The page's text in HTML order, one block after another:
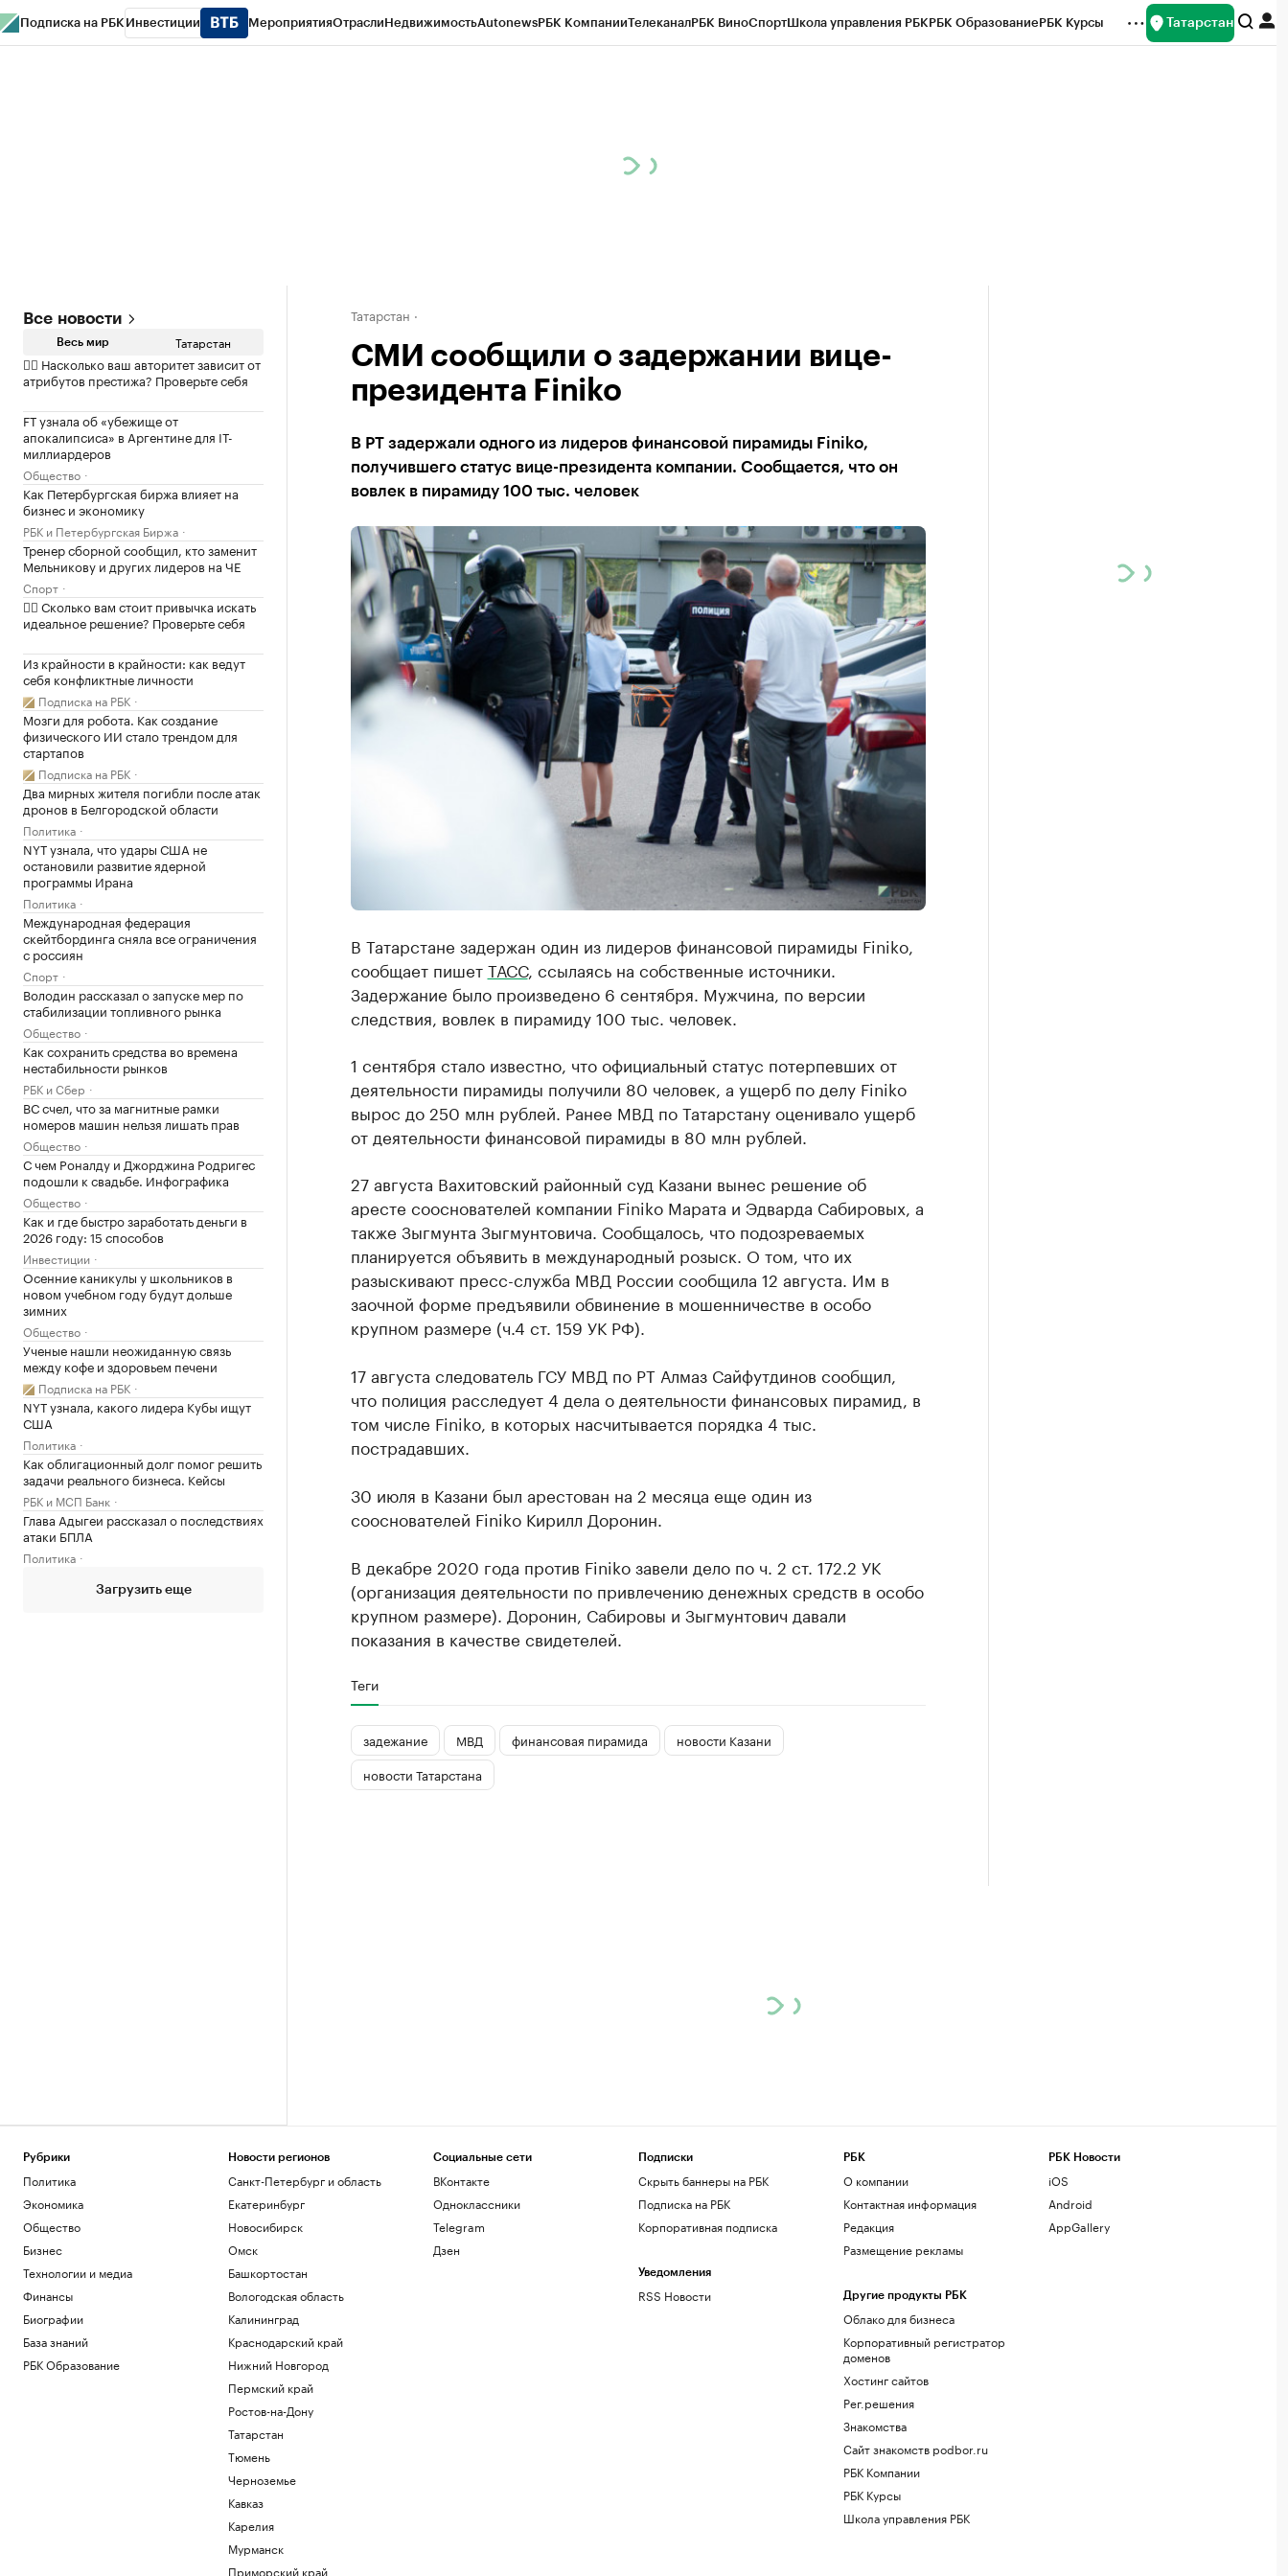
Подписка на РБК Инвестиции МероприятияОтраслиНедвижимостьAutonewsРБК КомпанииТелеканалРБК ВиноСпортШкола управления РБКРБК ОбразованиеРБК Курсы Татарстан
Все новости
Весь мир Татарстан
✍🏻 Насколько ваш авторитет зависит от
атрибутов престижа? Проверьте себя
FT узнала об «убежище от
апокалипсиса» в Аргентине для IT-
миллиардеров
Общество
Как Петербургская биржа влияет на
бизнес и экономику
РБК и Петербургская Биржа
Тренер сборной сообщил, кто заменит
Мельникову и других лидеров на ЧЕ
Спорт
✍🏻 Сколько вам стоит привычка искать
идеальное решение? Проверьте себя
Из крайности в крайности: как ведут
себя конфликтные личности
Подписка на РБК
Мозги для робота. Как создание
физического ИИ стало трендом для
стартапов
Подписка на РБК
Два мирных жителя погибли после атак
дронов в Белгородской области
Политика
NYT узнала, что удары США не
остановили развитие ядерной
программы Ирана
Политика
Международная федерация
скейтбординга сняла все ограничения
с россиян
Спорт
Володин рассказал о запуске мер по
стабилизации топливного рынка
Общество
Как сохранить средства во времена
нестабильности рынков
РБК и Сбер
ВС счел, что за магнитные рамки
номеров машин нельзя лишать прав
Общество
С чем Роналду и Джорджина Родригес
подошли к свадьбе. Инфографика
Общество
Как и где быстро заработать деньги в
2026 году: 15 способов
Инвестиции
Осенние каникулы у школьников в
новом учебном году будут дольше
зимних
Общество
Ученые нашли неожиданную связь
между кофе и здоровьем печени
Подписка на РБК
NYT узнала, какого лидера Кубы ищут
США
Политика
Как облигационный долг помог решить
задачи реального бизнеса. Кейсы
РБК и МСП Банк
Глава Адыгеи рассказал о последствиях
атаки БПЛА
Политика
Загрузить еще
Татарстан
СМИ сообщили о задержании вице-
президента Finiko
В РТ задержали одного из лидеров финансовой пирамиды Finiko,
получившего статус вице-президента компании. Сообщается, что он
вовлек в пирамиду 100 тыс. человек
В Татарстане задержан один из лидеров финансовой пирамиды Finiko,
сообщает пишетТАСС, ссылаясь на собственные источники.
Задержание было произведено 6 сентября. Мужчина, по версии
следствия, вовлек в пирамиду 100 тыс. человек.
1 сентября стало известно, что официальный статус потерпевших от
деятельности пирамиды получили 80 человек, а ущерб по делу Finiko
вырос до 250 млн рублей. Ранее МВД по Татарстану оценивало ущерб
от деятельности финансовой пирамиды в 80 млн рублей.
27 августа Вахитовский районный суд Казани вынес решение об
аресте сооснователей компании Finiko Марата и Эдварда Сабировых, а
также Зыгмунта Зыгмунтовича. Сообщалось, что подозреваемых
планируется объявить в международный розыск. О том, что их
разыскивают пресс-служба МВД России сообщила 12 августа. Им в
заочной форме предъявили обвинение в мошенничестве в особо
крупном размере (ч.4 ст. 159 УК РФ).
17 августа следователь ГСУ МВД по РТ Алмаз Сайфутдинов сообщил,
что полиция расследует 4 дела о деятельности финансовых пирамид, в
том числе Finiko, в которых насчитывается порядка 4 тыс.
пострадавших.
30 июля в Казани был арестован на 2 месяца еще один из
сооснователей Finiko Кирилл Доронин.
В декабре 2020 года против Finiko завели дело по ч. 2 ст. 172.2 УК
(организация деятельности по привлечению денежных средств в особо
крупном размере). Доронин, Сабировы и Зыгмунтович давали
показания в качестве свидетелей.
Теги
задежание МВД финансовая пирамида
новости Казани
новости Татарстана
Рубрики
Политика
Экономика
Общество
Бизнес
Технологии и медиа
Финансы
Биографии
База знаний
РБК Образование
Новости регионов
Санкт-Петербург и область
Екатеринбург
Новосибирск
Омск
Башкортостан
Вологодская область
Калининград
Краснодарский край
Нижний Новгород
Пермский край
Ростов-на-Дону
Татарстан
Тюмень
Черноземье
Кавказ
Карелия
Мурманск
Приморский край
Социальные сети
ВКонтакте
Одноклассники
Telegram
Дзен
Подписки
Скрыть баннеры на РБК
Подписка на РБК
Корпоративная подписка
Уведомления
RSS Новости
РБК
О компании
Контактная информация
Редакция
Размещение рекламы
Другие продукты РБК
Облако для бизнеса
Корпоративный регистратор
доменов
Хостинг сайтов
Рег.решения
Знакомства
Сайт знакомств podbor.ru
РБК Компании
РБК Курсы
Школа управления РБК
РБК Новости
iOS
Android
AppGallery